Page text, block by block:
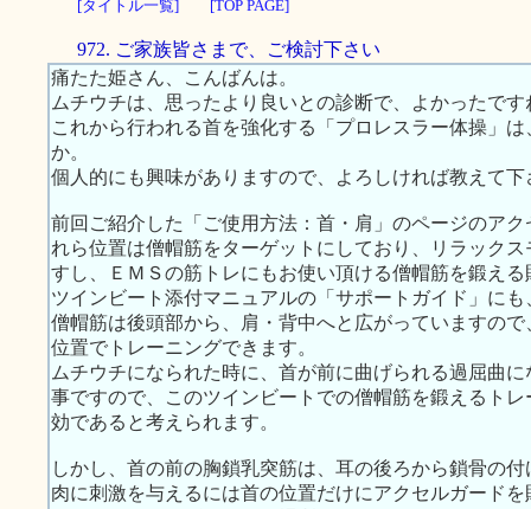
[タイトル一覧] [TOP PAGE]
972. ご家族皆さまで、ご検討下さい
痛たた姫さん、こんばんは。
ムチウチは、思ったより良いとの診断で、よかったです
これから行われる首を強化する「プロレスラー体操」
か。
個人的にも興味がありますので、よろしければ教えて下
前回ご紹介した「ご使用方法：首・肩」のページのア
れら位置は僧帽筋をターゲットにしており、リラック
すし、ＥＭＳの筋トレにもお使い頂ける僧帽筋を鍛え
ツインビート添付マニュアルの「サポートガイド」に
僧帽筋は後頭部から、肩・背中へと広がっていますの
位置でトレーニングできます。
ムチウチになられた時に、首が前に曲げられる過屈曲
事ですので、このツインビートでの僧帽筋を鍛えるト
効であると考えられます。
しかし、首の前の胸鎖乳突筋は、耳の後ろから鎖骨の
肉に刺激を与えるには首の位置だけにアクセルガード